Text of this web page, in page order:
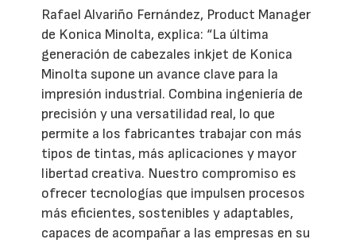
Rafael Alvariño Fernández, Product Manager
de Konica Minolta, explica: “La última
generación de cabezales inkjet de Konica
Minolta supone un avance clave para la
impresión industrial. Combina ingeniería de
precisión y una versatilidad real, lo que
permite a los fabricantes trabajar con más
tipos de tintas, más aplicaciones y mayor
libertad creativa. Nuestro compromiso es
ofrecer tecnologías que impulsen procesos
más eficientes, sostenibles y adaptables,
capaces de acompañar a las empresas en su